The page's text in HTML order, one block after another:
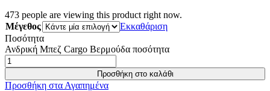
473 people are viewing this product right now.
Μέγεθος
Εκκαθάριση
Ποσότητα
Ανδρική Μπεζ Cargo Βερμούδα ποσότητα
Προσθήκη στο καλάθι
Προσθήκη στα Αγαπημένα